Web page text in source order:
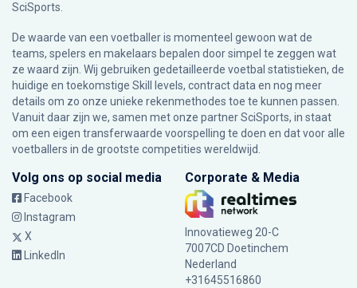
SciSports.
De waarde van een voetballer is momenteel gewoon wat de
teams, spelers en makelaars bepalen door simpel te zeggen wat
ze waard zijn. Wij gebruiken gedetailleerde voetbal statistieken, de
huidige en toekomstige Skill levels, contract data en nog meer
details om zo onze unieke rekenmethodes toe te kunnen passen.
Vanuit daar zijn we, samen met onze partner SciSports, in staat
om een eigen transferwaarde voorspelling te doen en dat voor alle
voetballers in de grootste competities wereldwijd.
Volg ons op social media
Facebook
Instagram
X
LinkedIn
Corporate & Media
Innovatieweg 20-C
7007CD Doetinchem
Nederland
+31645516860